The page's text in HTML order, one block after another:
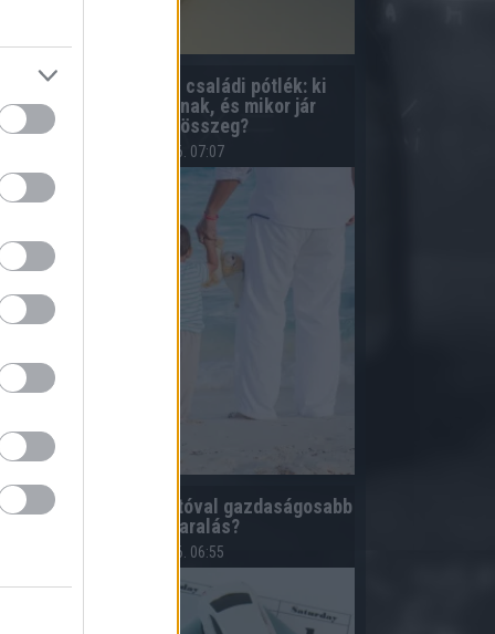
Egyedülálló szülő és családi pótlék: ki
számít egyedülállónak, és mikor jár
magasabb összeg?
2026.08.06. 07:07
ki! Bérelt autóval gazdaságosabb
lehet a nyaralás?
2026.08.06. 06:55